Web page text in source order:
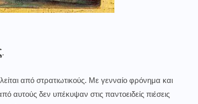
.
από στρατιωτικούς. Με γενναίο φρόνημα και
αυτούς δεν υπέκυψαν στις παντοειδείς πιέσεις